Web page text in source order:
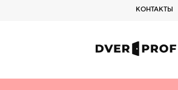
КОНТАКТЫ